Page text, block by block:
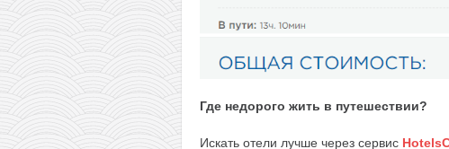
Где недорого жить в путешествии?
Искать отели лучше через сервис